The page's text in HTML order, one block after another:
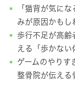
「猫背が気に
みが原因かもし
歩行不足が高齢
える「歩かな
ゲームのやりす
整骨院が伝える